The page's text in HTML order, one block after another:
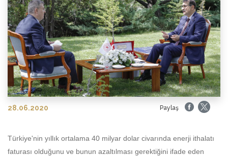
28.06.2020 Paylaş
Türkiye'nin yıllık ortalama 40 milyar dolar civarında enerji ithalatı
faturası olduğunu ve bunun azaltılması gerektiğini ifade eden